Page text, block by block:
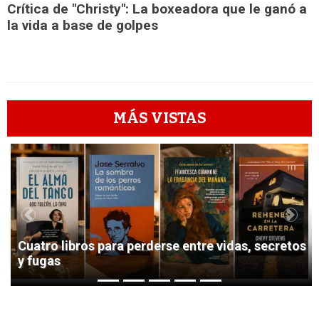
Crítica de "Christy": La boxeadora que le ganó a
la vida a base de golpes
MÁS VISTAS
1
Cuatro libros para perderse entre vidas, secretos
y fugas
Previous Next